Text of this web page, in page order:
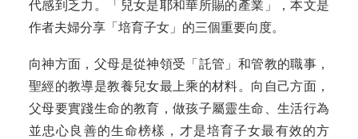
代感到乏力 。「 兒女是耶和華所賜的產業」，本文是
作者夫婦分享「培育子女」的三個重要向度。
向神方面，父母是從神領受「託管」和管教的職事 ，
聖經的教導是教養兒女最上乘的材料。 向自己方面，
父母要實踐生命的教育，做孩子屬靈生命、生活行為
並忠心良 善的生命榜樣 ，才是培育子女最有效的方